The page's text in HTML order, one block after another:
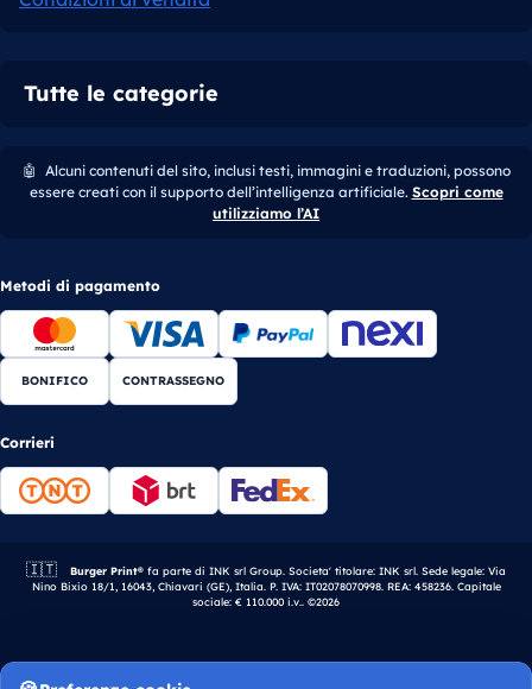
Tutte le categorie
🤖 Alcuni contenuti del sito, inclusi testi, immagini e traduzioni, possono
essere creati con il supporto dell’intelligenza artificiale. Scopri come
utilizziamo l’AI
Metodi di pagamento
BONIFICO CONTRASSEGNO
Corrieri
🇮🇹 Azienda italiana.
Burger Print® fa parte di INK srl Group. Societa' titolare: INK srl. Sede legale: Via
Nino Bixio 18/1, 16043, Chiavari (GE), Italia. P. IVA: IT02078070998. REA: 458236. Capitale
sociale: € 110.000 i.v.. ©2026